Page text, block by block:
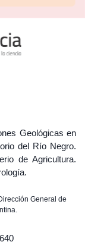
Geológicas en
del Río Negro.
de Agricultura.
General de